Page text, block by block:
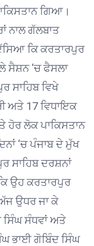
ਗਿਆ।
ਨਾਲ ਗੱਲਬਾਤ
ਕਿ ਕਰਤਾਰਪੁਰ
ਸੈਸ਼ਨ ‘ਚ ਫੈਸਲਾ
ਸਾਹਿਬ ਵਿਖੇ
ਅਤੇ 17 ਵਿਧਾਇਕ
ਹੋਰ ਲੋਕ ਪਾਕਿਸਤਾਨ
‘ਚ ਪੰਜਾਬ ਦੇ ਮੁੱਖ
ਸਾਹਿਬ ਦਰਸ਼ਨਾਂ
ਉਹ ਕਰਤਾਰਪੁਰ
ਉਧਰ ਜਾ ਕੇ
ਸੰਧਵਾਂ ਅਤੇ
ਭਾਈ ਗੋਬਿੰਦ ਸਿੰਘ